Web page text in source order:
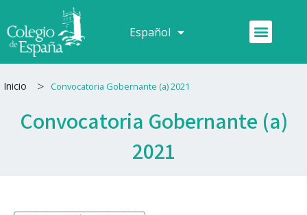
al
contenido
Español
Français Menú
Inicio > Convocatoria Gobernante (a) 2021
Convocatoria Gobernante (a)
2021